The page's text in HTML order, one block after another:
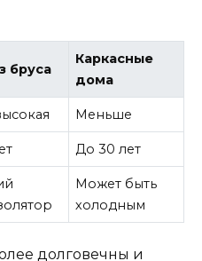
бруса
Каркасные
дома
Меньше
До 30 лет
Может быть
холодным
долговечны и